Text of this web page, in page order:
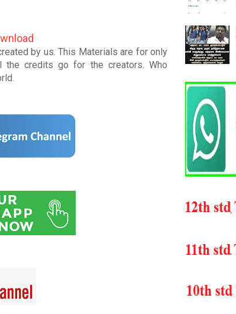
by us. This Materials are for only
the credits go for the creators. Who